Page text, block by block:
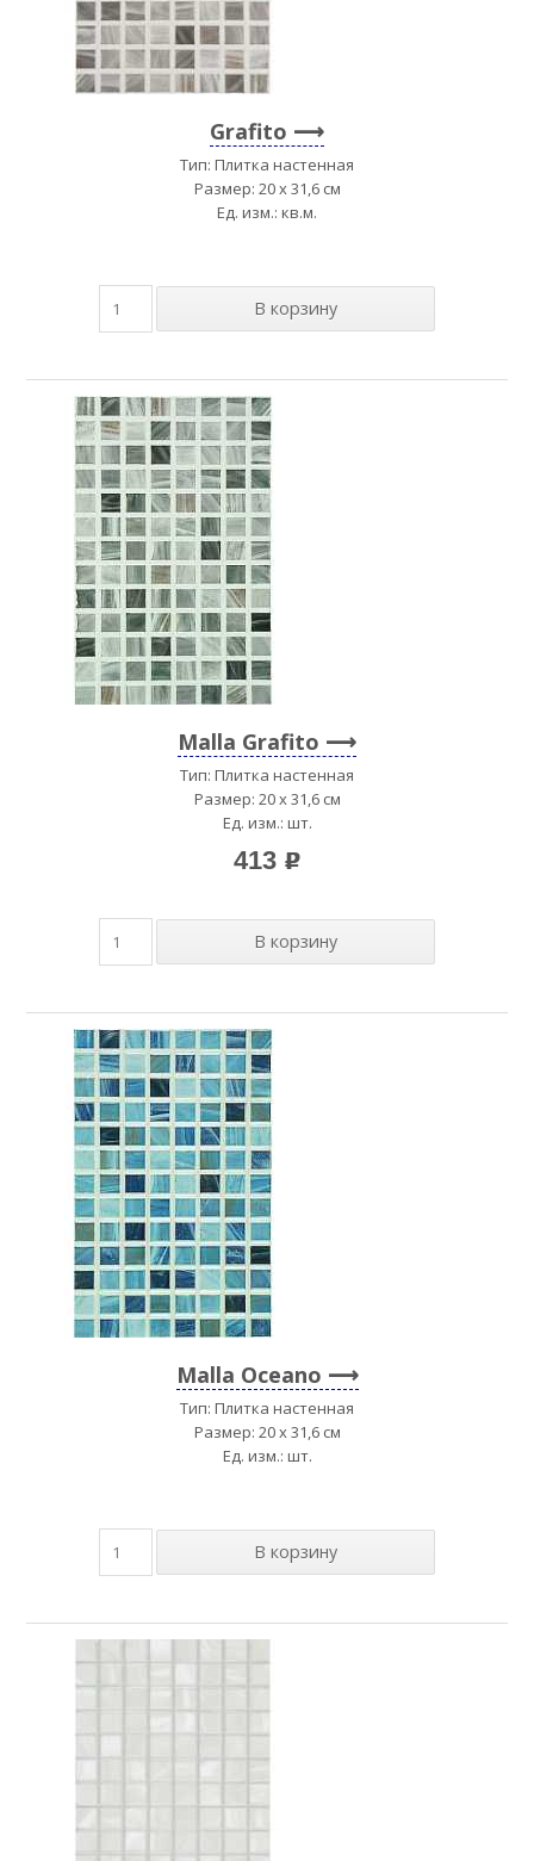
Grafito
Тип: Плитка настенная
Размер: 20 x 31,6 см
Ед. изм.: кв.м.
Malla Grafito
Тип: Плитка настенная
Размер: 20 x 31,6 см
Ед. изм.: шт.
413 p
Malla Oceano
Тип: Плитка настенная
Размер: 20 x 31,6 см
Ед. изм.: шт.